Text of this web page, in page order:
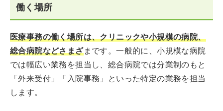
働く場所
医療事務の働く場所は、クリニックや小規模の病院、
総合病院などさまざまです。一般的に、小規模な病院
では幅広い業務を担当し、総合病院では分業制のもと
「外来受付」「入院事務」といった特定の業務を担当
します。